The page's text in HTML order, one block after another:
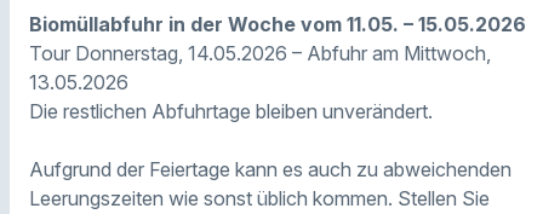
Biomüllabfuhr in der Woche vom 11.05. – 15.05.2026
Tour Donnerstag, 14.05.2026 – Abfuhr am Mittwoch,
13.05.2026
Die restlichen Abfuhrtage bleiben unverändert.
Aufgrund der Feiertage kann es auch zu abweichenden
Leerungszeiten wie sonst üblich kommen. Stellen Sie